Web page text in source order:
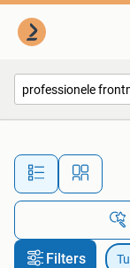
Filters